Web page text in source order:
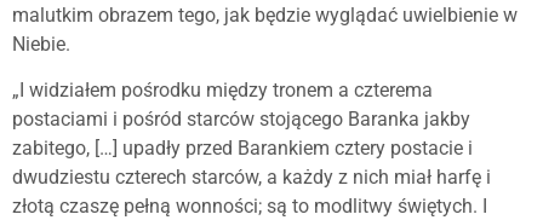
malutkim obrazem tego, jak będzie wyglądać uwielbienie w
Niebie.
„I widziałem pośrodku między tronem a czterema
postaciami i pośród starców stojącego Baranka jakby
zabitego, […] upadły przed Barankiem cztery postacie i
dwudziestu czterech starców, a każdy z nich miał harfę i
złotą czaszę pełną wonności; są to modlitwy świętych. I